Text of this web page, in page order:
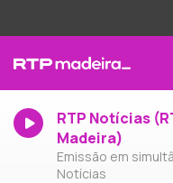
RTP Notícias
Madeira)
Emissão em
Notícias